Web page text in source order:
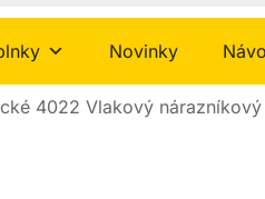
Novinky
4022 Vlakový